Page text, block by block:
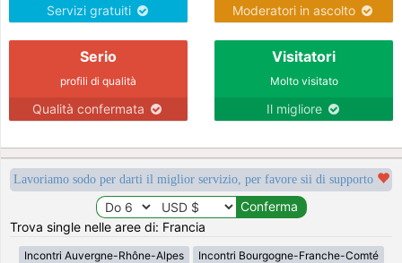
Servizi gratuiti Moderatori in ascolto
Serio
profili di qualità
Qualità confermata
Visitatori
Molto visitato
Il migliore
Lavoriamo sodo per darti il miglior servizio, per favore sii di supporto
Trova single nelle aree di: Francia
Incontri Auvergne-Rhône-Alpes Incontri Bourgogne-Franche-Comté